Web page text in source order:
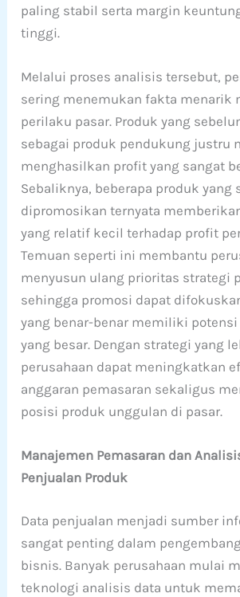
paling stabil serta margin
tinggi.
Melalui proses analisis tersebut,
sering menemukan fakta menarik
perilaku pasar. Produk yang
sebagai produk pendukung justru
menghasilkan profit yang sangat
Sebaliknya, beberapa produk yang
dipromosikan ternyata
yang relatif kecil terhadap profit
Temuan seperti ini membantu
menyusun ulang prioritas strategi
sehingga promosi dapat
yang benar-benar memiliki
yang besar. Dengan strategi yang
perusahaan dapat meningkatkan
anggaran pemasaran sekaligus
posisi produk unggulan di pasar.
Manajemen Pemasaran dan
Penjualan Produk
Data penjualan menjadi sumber
sangat penting dalam
bisnis. Banyak perusahaan mulai
teknologi analisis data untuk